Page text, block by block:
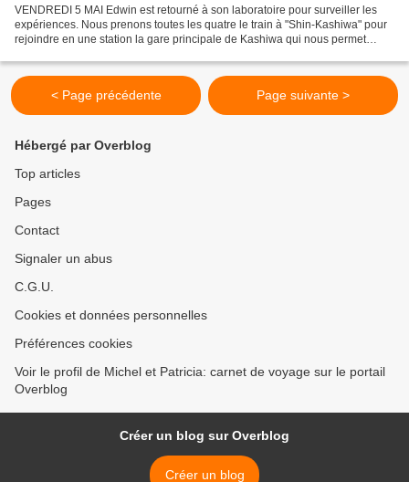
VENDREDI 5 MAI Edwin est retourné à son laboratoire pour surveiller les
expériences. Nous prenons toutes les quatre le train à "Shin-Kashiwa" pour
rejoindre en une station la gare principale de Kashiwa qui nous permet
< Page précédente Page suivante >
Hébergé par Overblog
Top articles
Pages
Contact
Signaler un abus
C.G.U.
Cookies et données personnelles
Préférences cookies
Voir le profil de Michel et Patricia: carnet de voyage sur le portail
Overblog
Créer un blog sur Overblog
Créer un blog